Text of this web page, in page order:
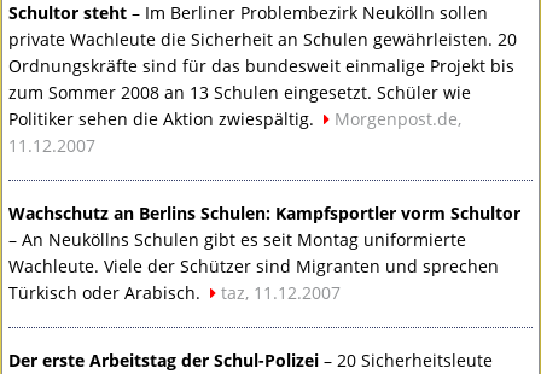
Schultor steht – Im Berliner Problembezirk Neukölln sollen
private Wachleute die Sicherheit an Schulen gewährleisten. 20
Ordnungskräfte sind für das bundesweit einmalige Projekt bis
zum Sommer 2008 an 13 Schulen eingesetzt. Schüler wie
Politiker sehen die Aktion zwiespältig.
Morgenpost.de,
11.12.2007
Wachschutz an Berlins Schulen: Kampfsportler vorm Schultor
– An Neuköllns Schulen gibt es seit Montag uniformierte
Wachleute. Viele der Schützer sind Migranten und sprechen
Türkisch oder Arabisch.
taz, 11.12.2007
Der erste Arbeitstag der Schul-Polizei – 20 Sicherheitsleute